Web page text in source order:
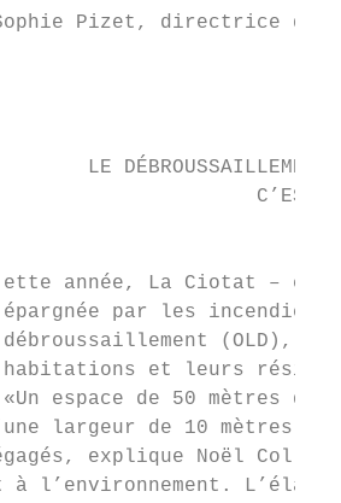
Sophie Pizet, directrice du
LE DÉBROUSSAILLEMENT,
C’EST
année, La Ciotat – et
par les
(OLD),
et leurs
espace de 50 mètres de
largeur de 10 mètres
explique Noël
l’environnement.